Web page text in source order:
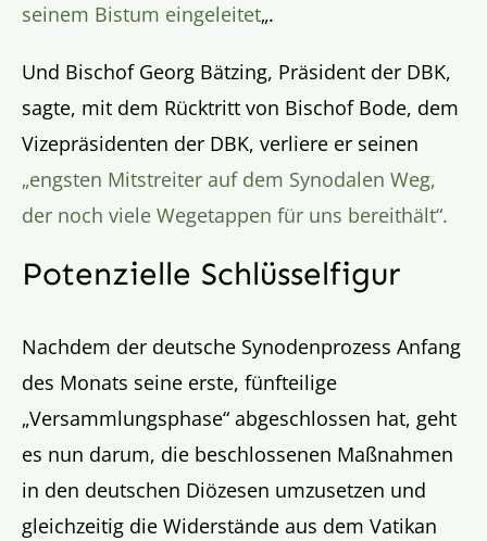
seinem Bistum eingeleitet„.
Und Bischof Georg Bätzing, Präsident der DBK,
sagte, mit dem Rücktritt von Bischof Bode, dem
Vizepräsidenten der DBK, verliere er seinen
„engsten Mitstreiter auf dem Synodalen Weg,
der noch viele Wegetappen für uns bereithält“.
Potenzielle Schlüsselfigur
Nachdem der deutsche Synodenprozess Anfang
des Monats seine erste, fünfteilige
„Versammlungsphase“ abgeschlossen hat, geht
es nun darum, die beschlossenen Maßnahmen
in den deutschen Diözesen umzusetzen und
gleichzeitig die Widerstände aus dem Vatikan